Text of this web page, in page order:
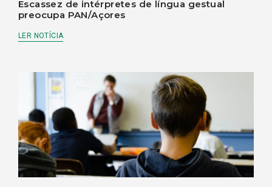
Escassez de intérpretes de língua gestual
preocupa PAN/Açores
LER NOTÍCIA